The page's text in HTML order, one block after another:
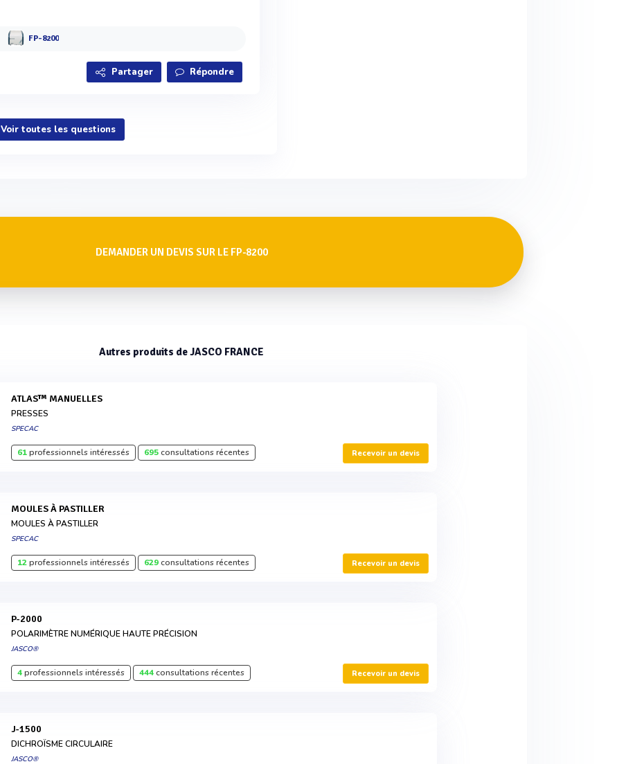
FP-8200
Partager Répondre
Voir toutes les questions
DEMANDER UN DEVIS SUR LE FP-8200
Autres produits de JASCO FRANCE
ATLAS™ MANUELLES
PRESSES
SPECAC
61professionnels intéressés 695consultations récentes Recevoir un devis
MOULES À PASTILLER
MOULES À PASTILLER
SPECAC
12professionnels intéressés 629consultations récentes Recevoir un devis
P-2000
POLARIMÈTRE NUMÉRIQUE HAUTE PRÉCISION
JASCO®
4professionnels intéressés 444consultations récentes Recevoir un devis
J-1500
DICHROÏSME CIRCULAIRE
JASCO®